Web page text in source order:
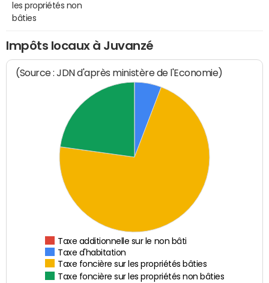
les propriétés non
bâties
Impôts locaux à Juvanzé
(Source : JDN d'après ministère de l'Economie)
Taxe additionnelle sur le non bâti
Taxe d'habitation
Taxe foncière sur les propriétés bâties
Taxe foncière sur les propriétés non bâties